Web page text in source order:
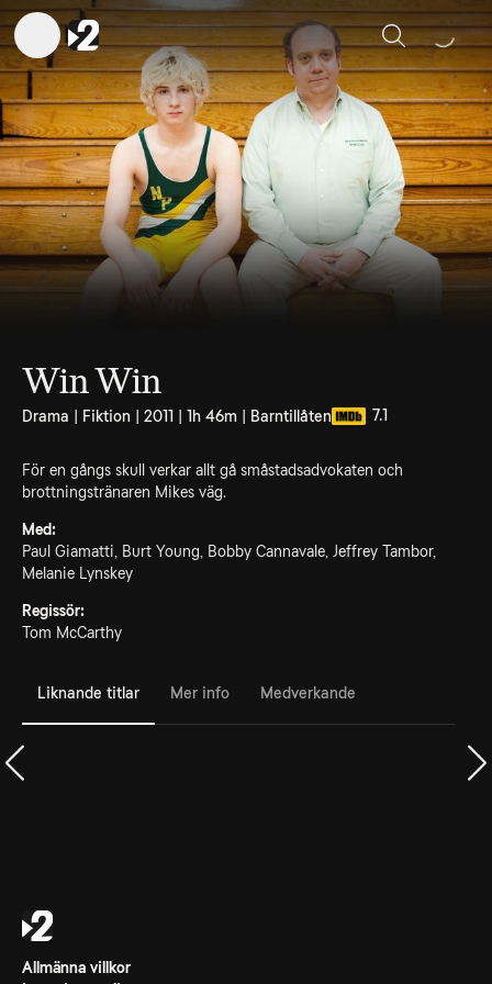
Sök
Win Win
Drama | Fiktion | 2011 | 1h 46m | Barntillåten 7.1
För en gångs skull verkar allt gå småstadsadvokaten och
brottningstränaren Mikes väg.
Med:
Paul Giamatti, Burt Young, Bobby Cannavale, Jeffrey Tambor,
Melanie Lynskey
Regissör:
Tom McCarthy
Liknande titlar Mer info Medverkande
Allmänna villkor